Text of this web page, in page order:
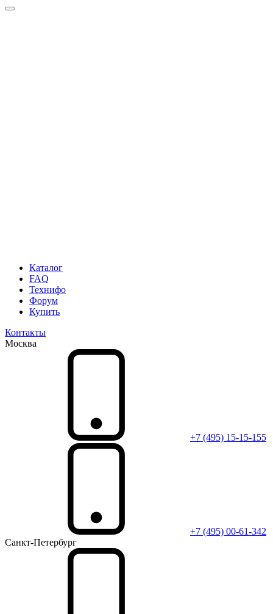
Каталог
FAQ
Технифо
Форум
Купить
Контакты
Москва
+7 (495) 15-15-155
+7 (495) 00-61-342
Санкт-Петербург